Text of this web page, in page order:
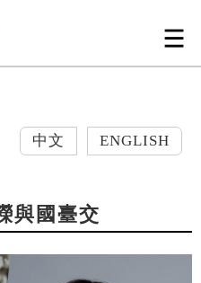
中文 ENGLISH
與國臺交